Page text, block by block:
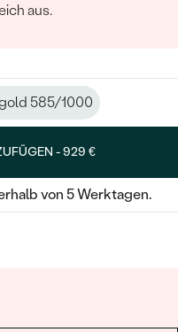
aus.
585/1000
-929 €
von 5 Werktagen.